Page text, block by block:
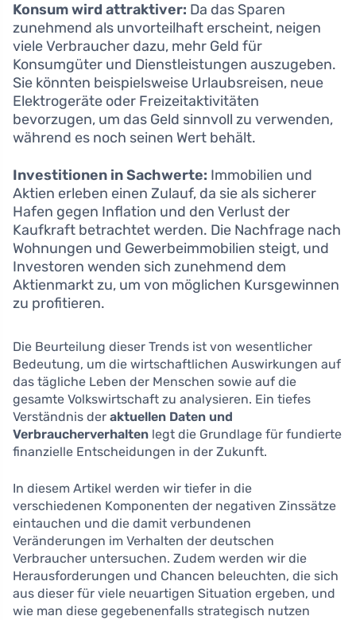
Konsum wird attraktiver: Da das Sparen
zunehmend als unvorteilhaft erscheint, neigen
viele Verbraucher dazu, mehr Geld für
Konsumgüter und Dienstleistungen auszugeben.
Sie könnten beispielsweise Urlaubsreisen, neue
Elektrogeräte oder Freizeitaktivitäten
bevorzugen, um das Geld sinnvoll zu verwenden,
während es noch seinen Wert behält.
Investitionen in Sachwerte: Immobilien und
Aktien erleben einen Zulauf, da sie als sicherer
Hafen gegen Inflation und den Verlust der
Kaufkraft betrachtet werden. Die Nachfrage nach
Wohnungen und Gewerbeimmobilien steigt, und
Investoren wenden sich zunehmend dem
Aktienmarkt zu, um von möglichen Kursgewinnen
zu profitieren.
Die Beurteilung dieser Trends ist von wesentlicher
Bedeutung, um die wirtschaftlichen Auswirkungen auf
das tägliche Leben der Menschen sowie auf die
gesamte Volkswirtschaft zu analysieren. Ein tiefes
Verständnis der aktuellen Daten und
Verbraucherverhalten legt die Grundlage für fundierte
finanzielle Entscheidungen in der Zukunft.
In diesem Artikel werden wir tiefer in die
verschiedenen Komponenten der negativen Zinssätze
eintauchen und die damit verbundenen
Veränderungen im Verhalten der deutschen
Verbraucher untersuchen. Zudem werden wir die
Herausforderungen und Chancen beleuchten, die sich
aus dieser für viele neuartigen Situation ergeben, und
wie man diese gegebenenfalls strategisch nutzen